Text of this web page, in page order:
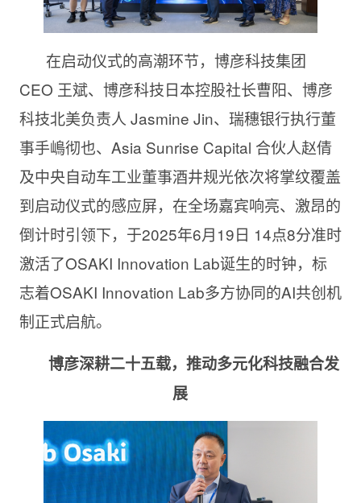
在启动仪式的高潮环节，博彦科技集团
CEO 王斌、博彦科技日本控股社长曹阳、博彦
科技北美负责人 Jasmine Jin、瑞穗银行执行董
事手嶋彻也、Asia Sunrise Capital 合伙人赵倩
及中央自动车工业董事酒井规光依次将掌纹覆盖
到启动仪式的感应屏，在全场嘉宾响亮、激昂的
倒计时引领下，于2025年6月19日 14点8分准时
激活了OSAKI Innovation Lab诞生的时钟，标
志着OSAKI Innovation Lab多方协同的AI共创机
制正式启航。
博彦深耕二十五载，推动多元化科技融合发
展